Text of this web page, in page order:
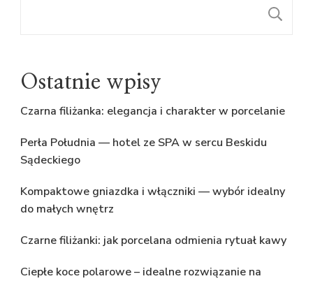
Ostatnie wpisy
Czarna filiżanka: elegancja i charakter w porcelanie
Perła Południa — hotel ze SPA w sercu Beskidu
Sądeckiego
Kompaktowe gniazdka i włączniki — wybór idealny
do małych wnętrz
Czarne filiżanki: jak porcelana odmienia rytuał kawy
Ciepłe koce polarowe – idealne rozwiązanie na